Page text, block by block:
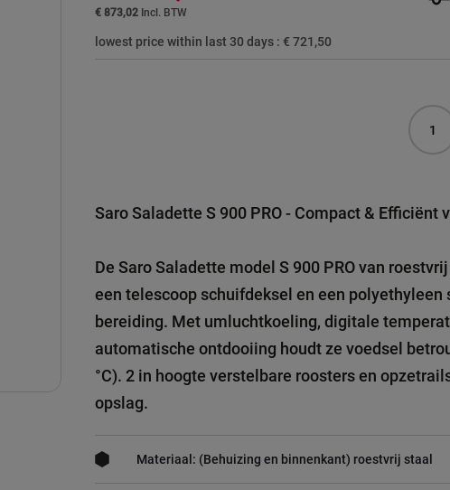
€ 873,02
lowest price within last 30 days : € 721,50
Saro Saladette S 900 PRO - Compact & Efficiënt
De Saro Saladette model S 900 PRO van
een telescoop schuifdeksel en een polyethyleen
bereiding. Met umluchtkoeling, digitale
automatische ontdooiing houdt ze voedsel
°C). 2 in hoogte verstelbare roosters en
opslag.
Materiaal: (Behuizing en binnenkant) roestvrij staal